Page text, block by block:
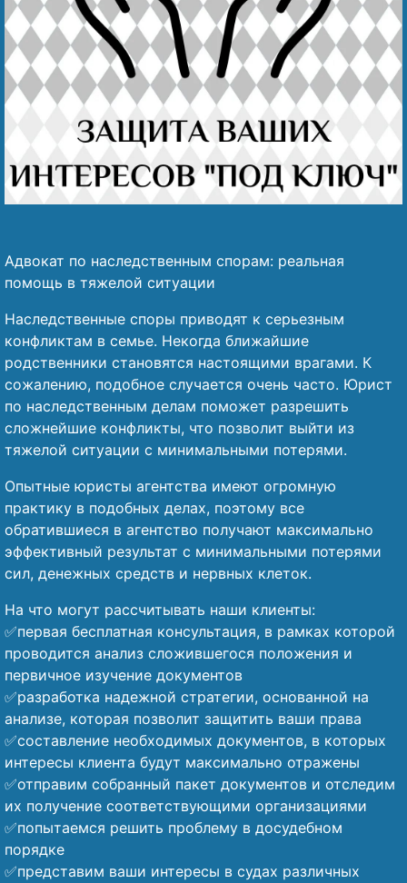
Адвокат по наследственным спорам: реальная
помощь в тяжелой ситуации
Наследственные споры приводят к серьезным
конфликтам в семье. Некогда ближайшие
родственники становятся настоящими врагами. К
сожалению, подобное случается очень часто. Юрист
по наследственным делам поможет разрешить
сложнейшие конфликты, что позволит выйти из
тяжелой ситуации с минимальными потерями.
Опытные юристы агентства имеют огромную
практику в подобных делах, поэтому все
обратившиеся в агентство получают максимально
эффективный результат с минимальными потерями
сил, денежных средств и нервных клеток.
На что могут рассчитывать наши клиенты:
✅первая бесплатная консультация, в рамках которой
проводится анализ сложившегося положения и
первичное изучение документов
✅разработка надежной стратегии, основанной на
анализе, которая позволит защитить ваши права
✅составление необходимых документов, в которых
интересы клиента будут максимально отражены
✅отправим собранный пакет документов и отследим
их получение соответствующими организациями
✅попытаемся решить проблему в досудебном
порядке
✅представим ваши интересы в судах различных